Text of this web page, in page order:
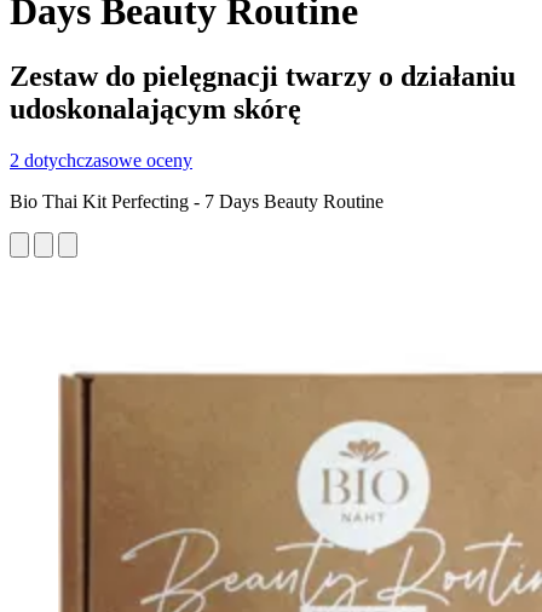
Days Beauty Routine
Zestaw do pielęgnacji twarzy o działaniu
udoskonalającym skórę
2 dotychczasowe oceny
Bio Thai Kit Perfecting - 7 Days Beauty Routine